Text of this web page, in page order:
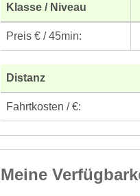
Klasse / Niveau
Preis € / 45min:
Distanz
Fahrtkosten / €:
Meine